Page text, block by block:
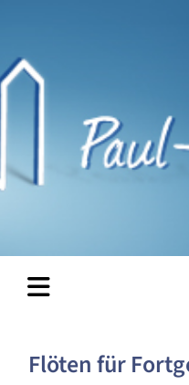
Flöten für